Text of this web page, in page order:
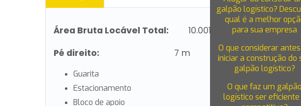
galpão logístico?
qual é a melhor
para sua empresa
O que considerar
iniciar a construção do
galpão logístico?
O que faz um galpão
logístico ser eficiente
Área Bruta Locável Total: 10.001 m²
Pé direito: 7 m
Guarita
Estacionamento
Bloco de apoio